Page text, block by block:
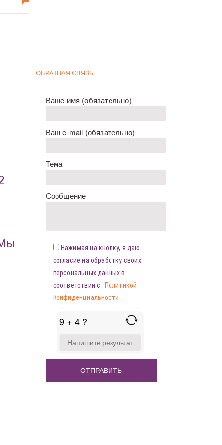
ОБРАТНАЯ СВЯЗЬ
Ваше имя (обязательно)
Ваш e-mail (обязательно)
Тема
Сообщение
Нажимая на кнопку, я даю
согласие на обработку своих
персональных данных в
соответствии с
Политикой
Конфиденциальности
9 + 4 ?
FOR